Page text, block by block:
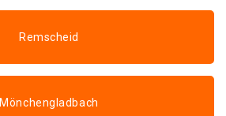
Remscheid
Mönchengladbach